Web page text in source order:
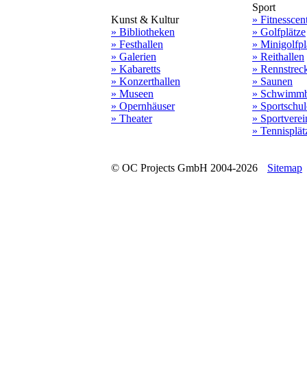
Kunst & Kultur
» Bibliotheken
» Festhallen
» Galerien
» Kabaretts
» Konzerthallen
» Museen
» Opernhäuser
» Theater
Sport
»
» Golfplätze
»
» Reithallen
»
» Saunen
»
»
»
»
© OC Projects GmbH 2004-2026 Sitemap